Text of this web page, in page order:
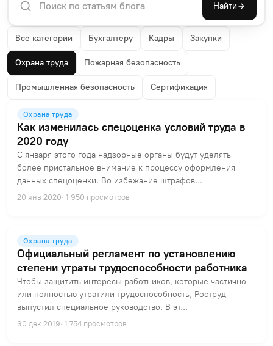
Найти
Все категории Бухгалтеру Кадры Закупки
Охрана труда Пожарная безопасность
Промышленная безопасность Сертификация
Охрана труда
Как изменилась спецоценка условий труда в
2020 году
С января этого года надзорные органы будут уделять
более пристальное внимание к процессу оформления
данных спецоценки. Во избежание штрафов...
20 янв 2020· 1 950 просмотров
Охрана труда
Официальный регламент по установлению
степени утраты трудоспособности работника
Чтобы защитить интересы работников, которые частично
или полностью утратили трудоспособность, Роструд
выпустил специальное руководство. В эт...
30 дек 2019· 1 754 просмотров